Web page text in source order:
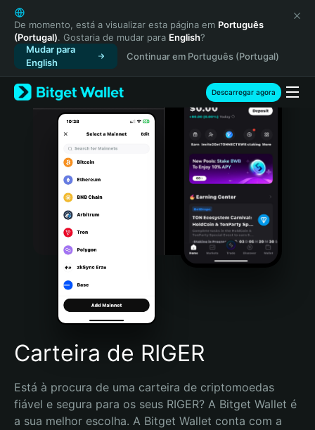
English
日本語
Tiếng Việt
Русский
Español (Latinoamérica)
Türkçe
Italiano
Português (Portugal)
Bahasa Indonesia
Português (Brasil)
Español (Argentina)
De momento, está a visualizar esta página em Português
(Portugal). Gostaria de mudar para English?
Mudar para
English
Continuar em Português (Portugal)
Descarregar agora
Carteira de RIGER
Está à procura de uma carteira de criptomoedas
fiável e segura para os seus RIGER? A Bitget Wallet é
a sua melhor escolha. A Bitget Wallet conta com a